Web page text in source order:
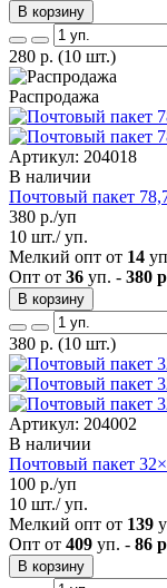
В корзину
280 р. (10 шт.)
Распродажа
Артикул: 204018
В наличии
Почтовый пакет
380 р./уп
10 шт./ уп.
Мелкий опт от 14
Опт от 36 уп. - 380
В корзину
380 р. (10 шт.)
Артикул: 204002
В наличии
Почтовый пакет
100 р./уп
10 шт./ уп.
Мелкий опт от 139
Опт от 409 уп. - 86
В корзину